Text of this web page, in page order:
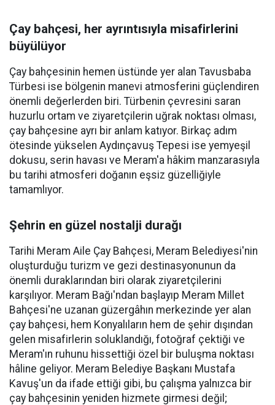
Çay bahçesi, her ayrıntısıyla misafirlerini
büyülüyor
Çay bahçesinin hemen üstünde yer alan Tavusbaba
Türbesi ise bölgenin manevi atmosferini güçlendiren
önemli değerlerden biri. Türbenin çevresini saran
huzurlu ortam ve ziyaretçilerin uğrak noktası olması,
çay bahçesine ayrı bir anlam katıyor. Birkaç adım
ötesinde yükselen Aydınçavuş Tepesi ise yemyeşil
dokusu, serin havası ve Meram'a hâkim manzarasıyla
bu tarihi atmosferi doğanın eşsiz güzelliğiyle
tamamlıyor.
Şehrin en güzel nostalji durağı
Tarihi Meram Aile Çay Bahçesi, Meram Belediyesi'nin
oluşturduğu turizm ve gezi destinasyonunun da
önemli duraklarından biri olarak ziyaretçilerini
karşılıyor. Meram Bağı'ndan başlayıp Meram Millet
Bahçesi'ne uzanan güzergâhın merkezinde yer alan
çay bahçesi, hem Konyalıların hem de şehir dışından
gelen misafirlerin soluklandığı, fotoğraf çektiği ve
Meram'ın ruhunu hissettiği özel bir buluşma noktası
hâline geliyor. Meram Belediye Başkanı Mustafa
Kavuş'un da ifade ettiği gibi, bu çalışma yalnızca bir
çay bahçesinin yeniden hizmete girmesi değil;